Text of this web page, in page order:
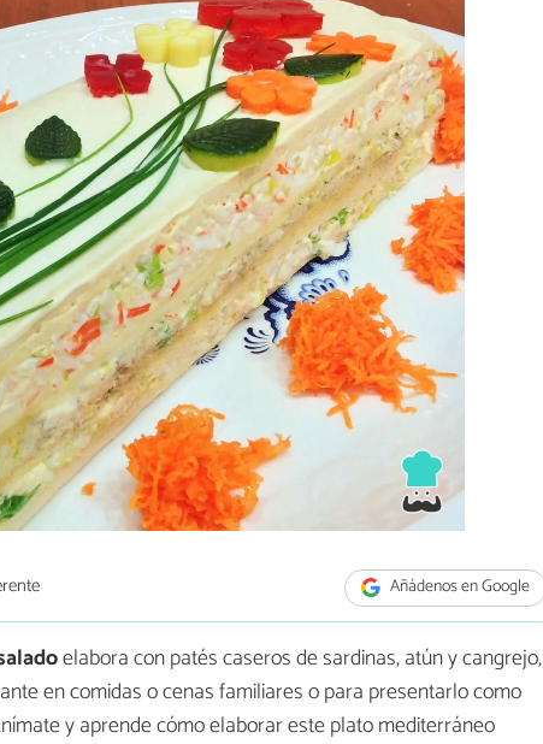
Añádenos en Google
elabora con patés caseros de sardinas, atún y cangrejo,
en comidas o cenas familiares o para presentarlo como
y aprende cómo elaborar este plato mediterráneo